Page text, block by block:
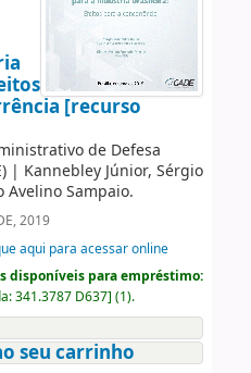
[recurso
de Defesa
| Kannebley Júnior, Sérgio
Avelino Sampaio.
2019
aqui para acessar online
disponíveis para empréstimo:
341.3787 D637] (1).
seu carrinho